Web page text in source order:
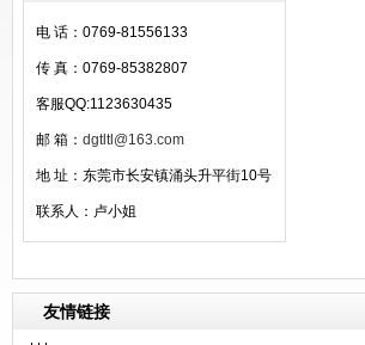
电 话：0769-81556133
传 真：0769-85382807
客服QQ:1123630435
邮 箱： dgtltl@163.com
地 址：东莞市长安镇涌头升平街10号
联系人：卢小姐
友情链接